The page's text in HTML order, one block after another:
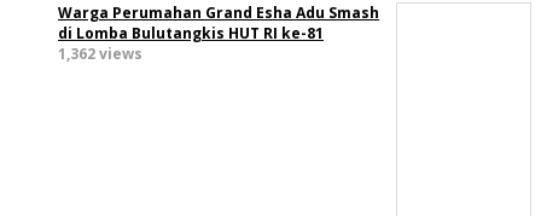
Warga Perumahan Grand Esha Adu Smash
di Lomba Bulutangkis HUT RI ke-81
1,362 views